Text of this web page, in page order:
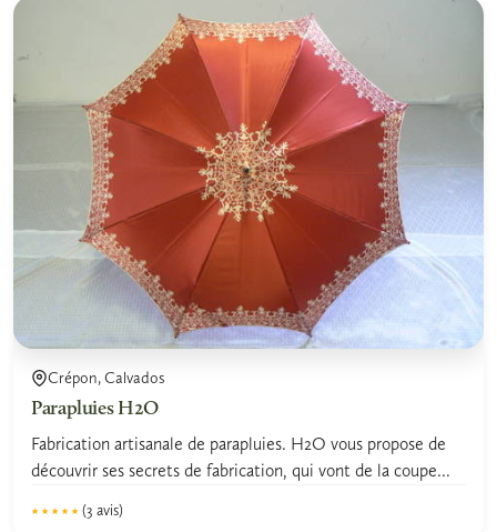
Crépon, Calvados
Parapluies H2O
Fabrication artisanale de parapluies. H2O vous propose de
découvrir ses secrets de fabrication, qui vont de la coupe...
★★★★★
★★★★★ (3 avis)